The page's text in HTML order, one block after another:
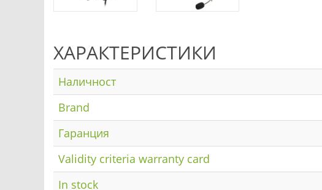
ХАРАКТЕРИСТИКИ
Наличност
Brand
Гаранция
Validity criteria warranty card
In stock